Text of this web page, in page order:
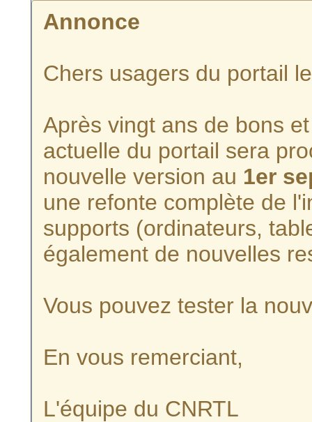
Annonce
Chers usagers du portail
Après vingt ans de bons
actuelle du portail sera
nouvelle version au 1er
une refonte complète de
supports (ordinateurs,
également de nouvelles
Vous pouvez tester la
En vous remerciant,
L'équipe du CNRTL